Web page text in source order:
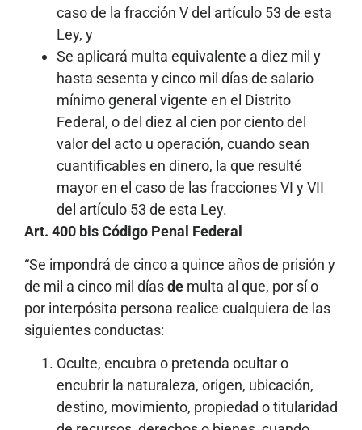
caso de la fracción V del artículo 53 de esta
Ley, y
Se aplicará multa equivalente a diez mil y
hasta sesenta y cinco mil días de salario
mínimo general vigente en el Distrito
Federal, o del diez al cien por ciento del
valor del acto u operación, cuando sean
cuantificables en dinero, la que resulté
mayor en el caso de las fracciones VI y VII
del artículo 53 de esta Ley.
Art. 400 bis Código Penal Federal
“Se impondrá de cinco a quince años de prisión y
de mil a cinco mil díasde multa al que, por sí o
por interpósita persona realice cualquiera de las
siguientes conductas:
Oculte, encubra o pretenda ocultar o
encubrir la naturaleza, origen, ubicación,
destino, movimiento, propiedad o titularidad